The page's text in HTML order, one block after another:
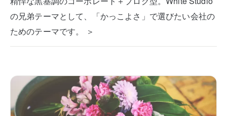
の兄弟テーマとして、「かっこよさ」で選びたい会社の
ためのテーマです。 ＞